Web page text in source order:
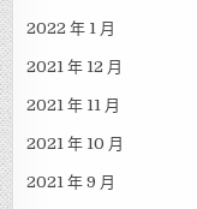
2022 年 1 月
2021 年 12 月
2021 年 11 月
2021 年 10 月
2021 年 9 月